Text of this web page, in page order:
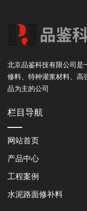
北京品鉴科技有限公司是
修料、特种灌浆材料、高
品为主的公司
栏目导航
网站首页
产品中心
工程案例
水泥路面修补料